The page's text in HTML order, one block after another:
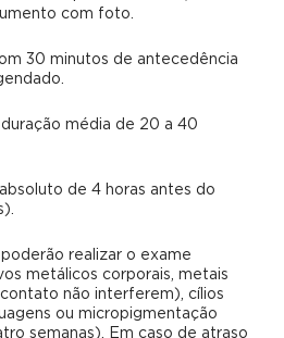
com foto.
30 minutos de antecedência
média de 20 a 40
de 4 horas antes do
realizar o exame
metálicos corporais, metais
não interferem), cílios
ou micropigmentação
semanas). Em caso de atraso